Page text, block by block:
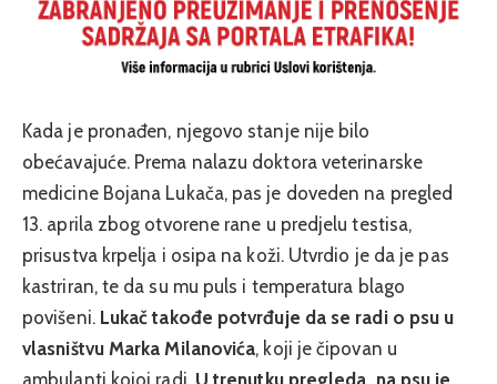
Kada je pronađen, njegovo stanje nije bilo
obećavajuće. Prema nalazu doktora veterinarske
medicine Bojana Lukača, pas je doveden na pregled
13. aprila zbog otvorene rane u predjelu testisa,
prisustva krpelja i osipa na koži. Utvrdio je da je pas
kastriran, te da su mu puls i temperatura blago
povišeni. Lukač takođe potvrđuje da se radi o psu u
vlasništvu Marka Milanovića, koji je čipovan u
ambulanti kojoj radi. U trenutku pregleda, na psu je